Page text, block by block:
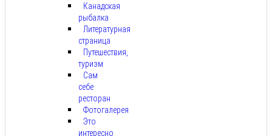
Канадская
рыбалка
Литературная
страница
Путешествия,
туризм
Сам
себе
ресторан
Фотогалерея
Это
интересно